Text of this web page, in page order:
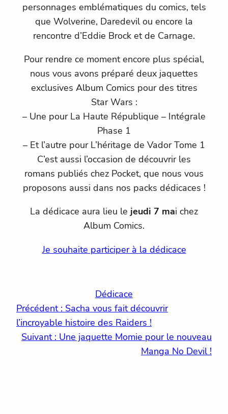
personnages emblématiques du comics, tels
que Wolverine, Daredevil ou encore la
rencontre d’Eddie Brock et de Carnage.
Pour rendre ce moment encore plus spécial,
nous vous avons préparé deux jaquettes
exclusives Album Comics pour des titres
Star Wars :
– Une pour La Haute République – Intégrale
Phase 1
– Et l’autre pour L’héritage de Vador Tome 1
C’est aussi l’occasion de découvrir les
romans publiés chez Pocket, que nous vous
proposons aussi dans nos packs dédicaces !
La dédicace aura lieu le jeudi 7 mai chez
Album Comics.
Je souhaite participer à la dédicace
Dédicace
Précédent : Sacha vous fait découvrir
l’incroyable histoire des Raiders !
Suivant : Une jaquette Momie pour le nouveau
Manga No Devil !